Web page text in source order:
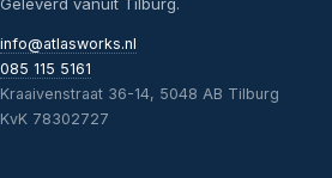
info@atlasworks.nl
085 115 5161
Kraaivenstraat 36-14, 5048 AB Tilburg
KvK 78302727